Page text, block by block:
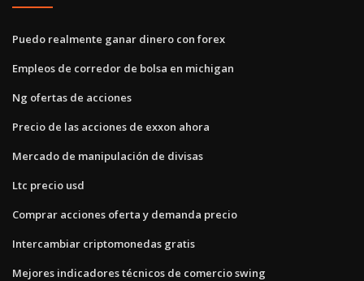
Puedo realmente ganar dinero con forex
Empleos de corredor de bolsa en michigan
Ng ofertas de acciones
Precio de las acciones de exxon ahora
Mercado de manipulación de divisas
Ltc precio usd
Comprar acciones oferta y demanda precio
Intercambiar criptomonedas gratis
Mejores indicadores técnicos de comercio swing